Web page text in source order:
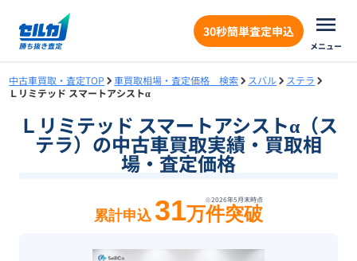
30秒簡単査定申込
メニュー
中古車買取・査定TOP 車買取相場・査定価格 検索 スバル
ステラ
Ｌリミテッド スマートアシストα
Ｌリミテッド スマートアシストα（ス
テラ）の中古車買取実績・買取相
場・査定価格
※2026年5月末時点
累計申込 31万件突破